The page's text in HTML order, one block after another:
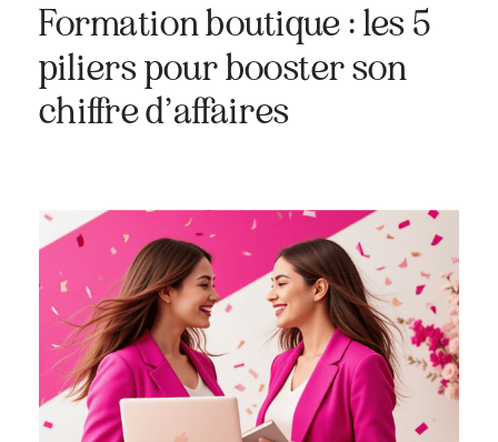
Formation boutique : les 5
piliers pour booster son
chiffre d’affaires